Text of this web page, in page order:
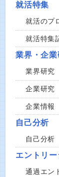
就活特集
就活のプ
就活特集
業界・企業
業界研究
企業研究
企業情報
自己分析
自己分析
エントリ
通過エン